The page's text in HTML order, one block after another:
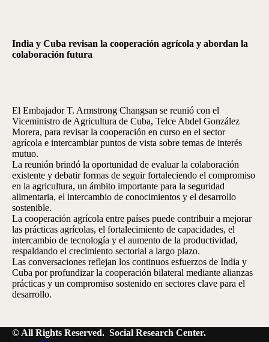
India y Cuba revisan la cooperación agrícola y abordan la
colaboración futura
El Embajador T. Armstrong Changsan se reunió con el
Viceministro de Agricultura de Cuba, Telce Abdel González
Morera, para revisar la cooperación en curso en el sector
agrícola e intercambiar puntos de vista sobre temas de interés
mutuo.
La reunión brindó la oportunidad de evaluar la colaboración
existente y debatir formas de seguir fortaleciendo el compromiso
en la agricultura, un ámbito importante para la seguridad
alimentaria, el intercambio de conocimientos y el desarrollo
sostenible.
La cooperación agrícola entre países puede contribuir a mejorar
las prácticas agrícolas, el fortalecimiento de capacidades, el
intercambio de tecnología y el aumento de la productividad,
respaldando el crecimiento sectorial a largo plazo.
Las conversaciones reflejan los continuos esfuerzos de India y
Cuba por profundizar la cooperación bilateral mediante alianzas
prácticas y un compromiso sostenido en sectores clave para el
desarrollo.
© All Rights Reserved. Social Research Center.